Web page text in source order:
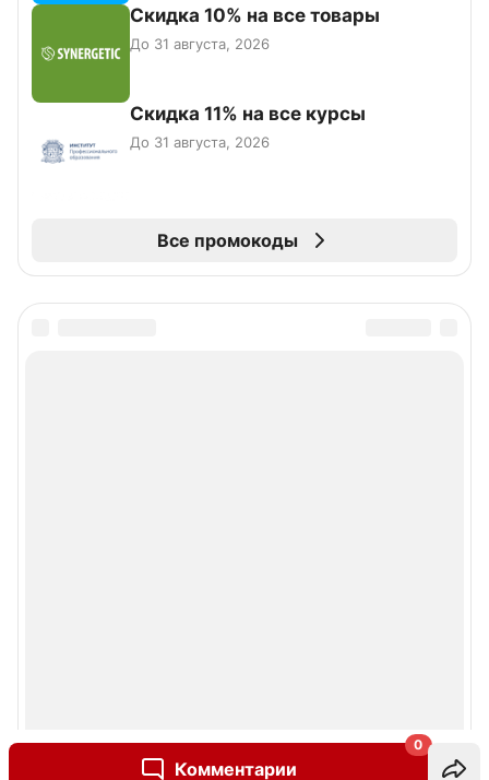
Комментарии
0
Скидка 10% на все товары
До 31 августа, 2026
Скидка 11% на все курсы
До 31 августа, 2026
Все промокоды